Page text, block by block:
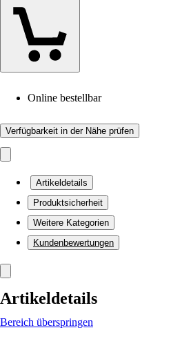
Online bestellbar
Verfügbarkeit in der Nähe prüfen
Artikeldetails
Produktsicherheit
Weitere Kategorien
Kundenbewertungen
Artikeldetails
Bereich überspringen